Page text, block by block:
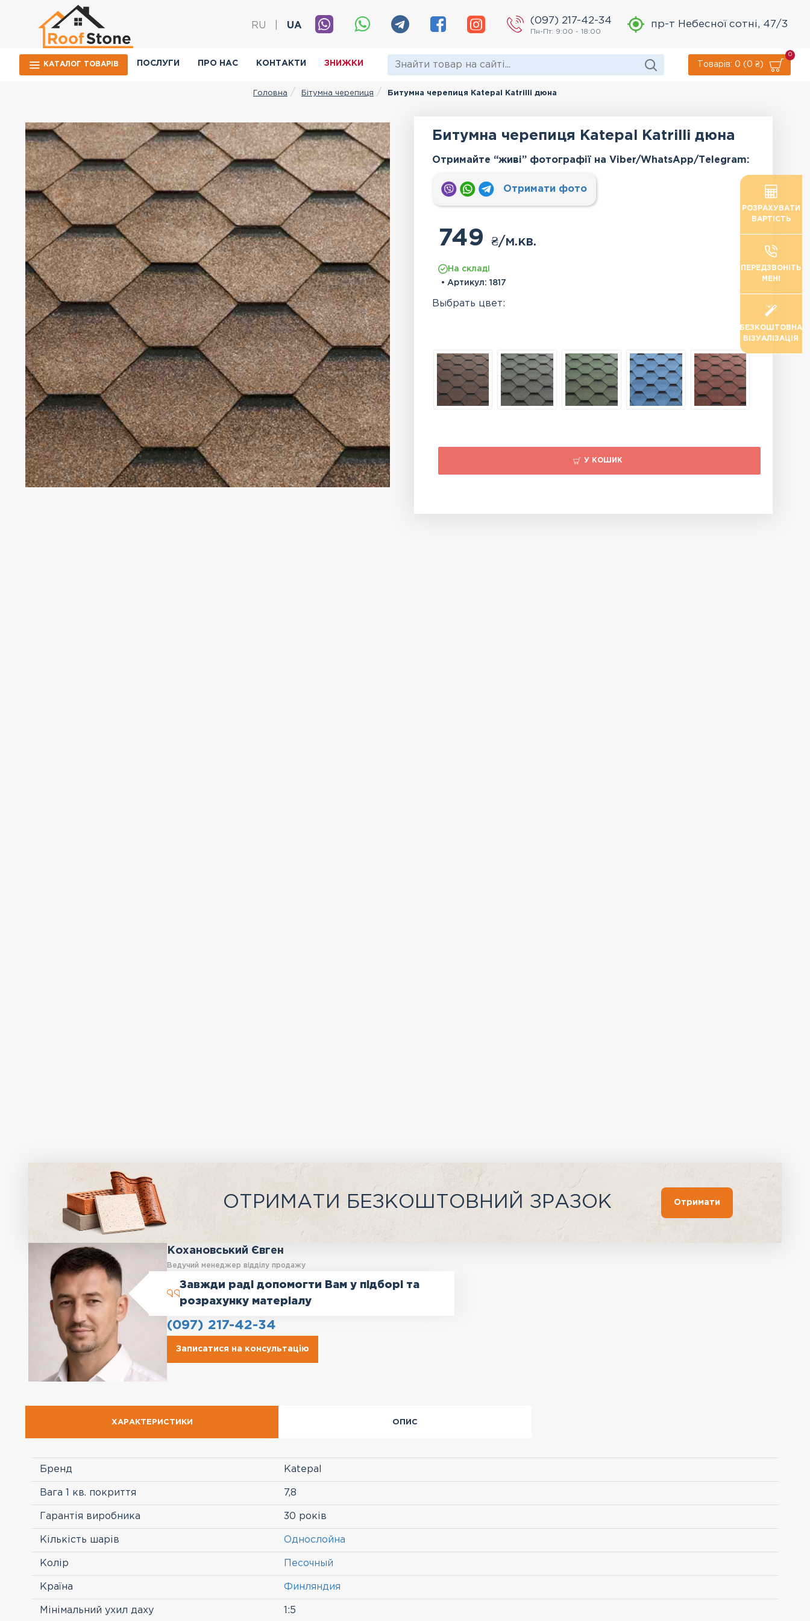
RU UA
(097) 217-42-34
Пн-Пт: 9:00 - 18:00
пр-т Небесної сотні, 47/3
КАТАЛОГ ТОВАРIВ ПОСЛУГИ ПРО НАС КОНТАКТИ ЗНИЖКИ Товарів: 0 (0 ₴)
0
Головна Бітумна черепиця Битумна черепиця Katepal Katrilli дюна
Битумна черепиця Katepal Katrilli дюна
Отримайте “живі” фотографії на Viber/WhatsApp/Тelegram:
Отримати фото
749 ₴/м.кв.
На складі
• Артикул: 1817
Выбрать цвет:
У КОШИК
ОТРИМАТИ БЕЗКОШТОВНИЙ ЗРАЗОК Отримати
Кохановський Євген
Ведучий менеджер відділу продажу
Завжди раді допомогти Вам у підборі та
розрахунку матеріалу
(097) 217-42-34
Записатися на консультацію
ХАРАКТЕРИСТИКИ ОПИС
Бренд Katepal
Вага 1 кв. покриття 7,8
Гарантія виробника 30 років
Кількість шарів Однослойна
Колір Песочный
Країна Финляндия
Мінімальний ухил даху 1:5
РОЗРАХУВАТИ
ВАРТІСТЬ
ПЕРЕДЗВОНІТЬ
МЕНІ
БЕЗКОШТОВНА
ВІЗУАЛІЗАЦІЯ